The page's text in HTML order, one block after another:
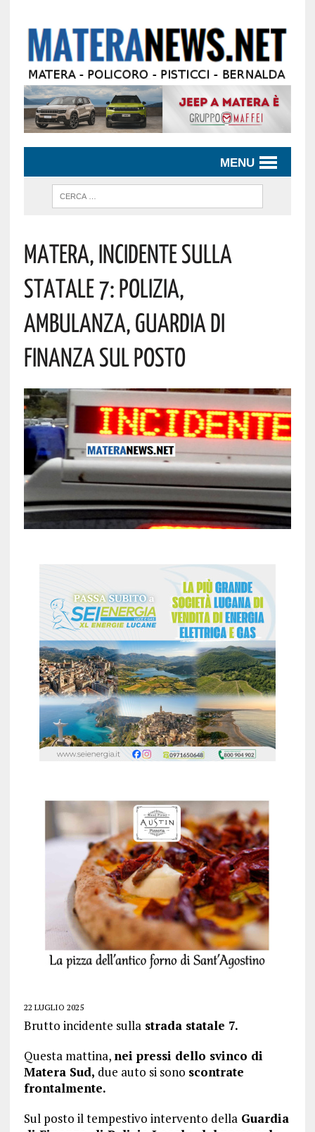
MENU
Matera, Incidente Sulla
Statale 7: Polizia,
Ambulanza, Guardia Di
Finanza Sul Posto
22 LUGLIO 2025
Brutto incidente sullastrada statale 7.
Questa mattina, nei pressi dello svinco di
Matera Sud, due auto si sono scontrate
frontalmente.
Sul posto il tempestivo intervento dellaGuardia